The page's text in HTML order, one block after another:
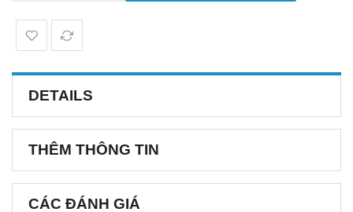
DETAILS
THÊM THÔNG TIN
CÁC ĐÁNH GIÁ